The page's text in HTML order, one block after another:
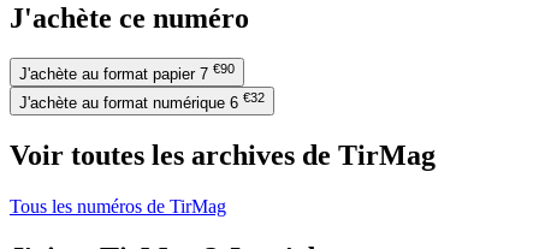
J'achète ce numéro
J'achète au format papier 7 €90
J'achète au format numérique 6 €32
Voir toutes les archives de TirMag
Tous les numéros de TirMag